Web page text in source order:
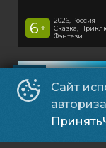
6 +
2026, Россия
Cказка,
Фэнтези
Сайт
Принять